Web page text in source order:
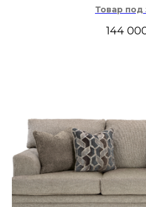
Товар под
144